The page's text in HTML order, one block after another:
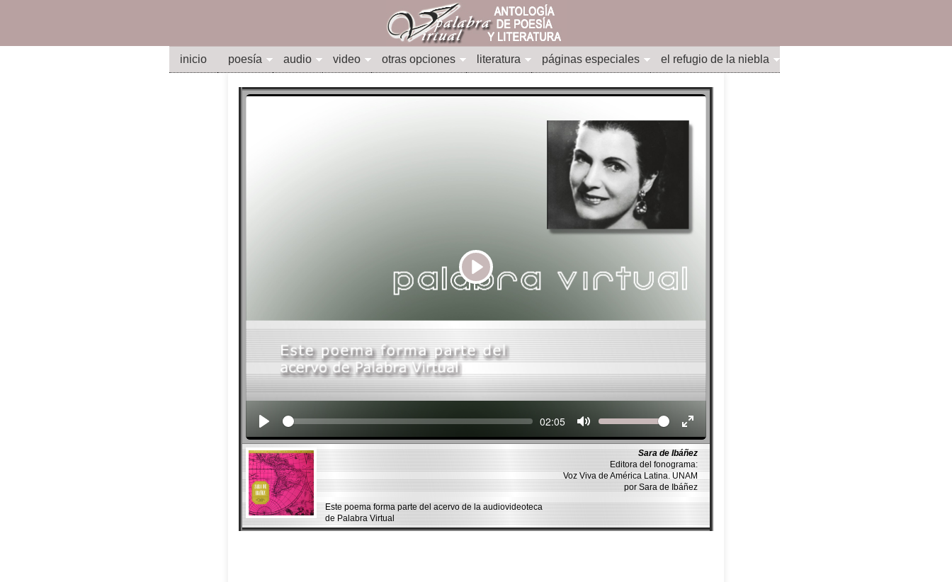
inicio poesía audio video otras opciones literatura páginas especiales el refugio de la niebla
Play
Seek Current
02:05 Volume
Sara de Ibáñez
Editora del fonograma:
Voz Viva de América Latina. UNAM
por Sara de Ibáñez
Este poema forma parte del acervo de la audiovideoteca
de Palabra Virtual